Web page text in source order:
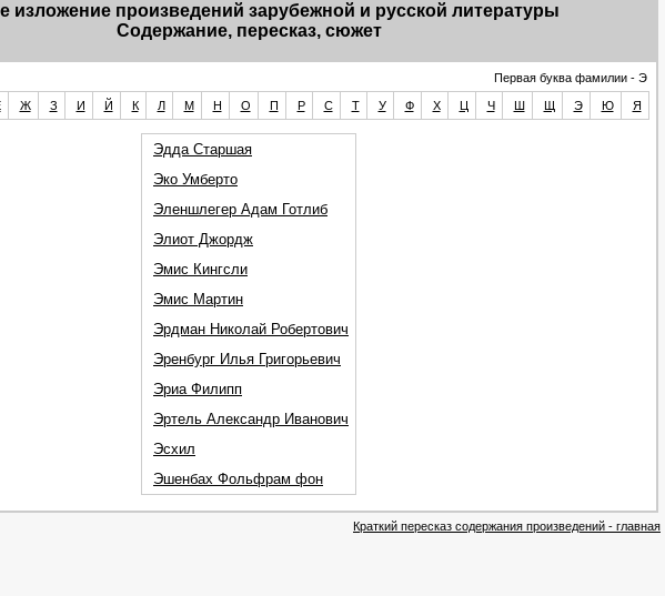
изложение произведений зарубежной и русской литературы
Содержание, пересказ, сюжет
Первая буква фамилии - Э
Ж З И Й К Л М Н О П Р С Т У Ф Х Ц Ч Ш Щ Э Ю Я
Эдда Старшая
Эко Умберто
Эленшлегер Адам Готлиб
Элиот Джордж
Эмис Кингсли
Эмис Мартин
Эрдман Николай Робертович
Эренбург Илья Григорьевич
Эриа Филипп
Эртель Александр Иванович
Эсхил
Эшенбах Фольфрам фон
Краткий пересказ содержания произведений - главная